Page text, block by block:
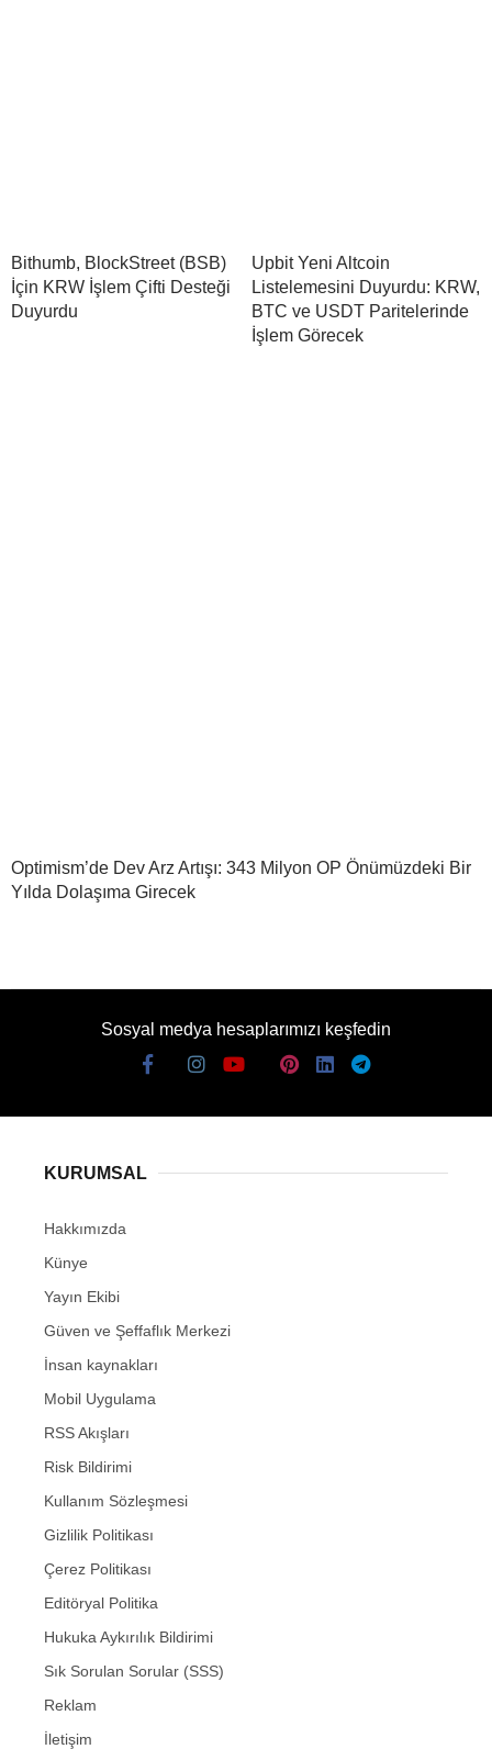
Bithumb, BlockStreet (BSB)
İçin KRW İşlem Çifti Desteği
Duyurdu
Upbit Yeni Altcoin
Listelemesini Duyurdu: KRW,
BTC ve USDT Paritelerinde
İşlem Görecek
Optimism’de Dev Arz Artışı: 343 Milyon OP Önümüzdeki Bir
Yılda Dolaşıma Girecek
Sosyal medya hesaplarımızı keşfedin
KURUMSAL
Hakkımızda
Künye
Yayın Ekibi
Güven ve Şeffaflık Merkezi
İnsan kaynakları
Mobil Uygulama
RSS Akışları
Risk Bildirimi
Kullanım Sözleşmesi
Gizlilik Politikası
Çerez Politikası
Editöryal Politika
Hukuka Aykırılık Bildirimi
Sık Sorulan Sorular (SSS)
Reklam
İletişim